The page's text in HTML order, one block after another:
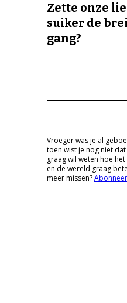
Zette onze
suiker de
gang?
Vroeger was je al
toen wist je nog niet
graag wil weten hoe
en de wereld graag
meer missen?